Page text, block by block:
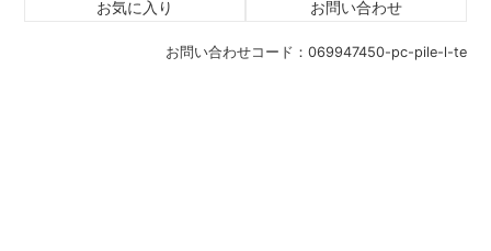
お問い合わせコード： 069947450-pc-pile-l-te
お気に入り お問い合わせ